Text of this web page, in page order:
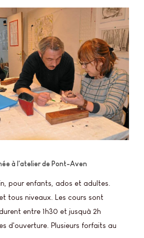
à l'atelier de Pont-Aven
pour enfants, ados et adultes.
tous niveaux. Les cours sont
entre 1h30 et jusquà 2h
d'ouverture. Plusieurs forfaits au